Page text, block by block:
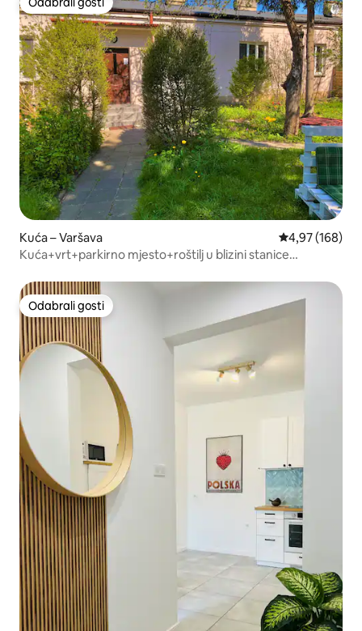
Odabrali gosti
Kuća – Varšava Prosječna
4,97 (168)
Kuća+vrt+parkirno mjesto+roštilj u blizini stanice
Odabrali gosti
Odabrali gosti